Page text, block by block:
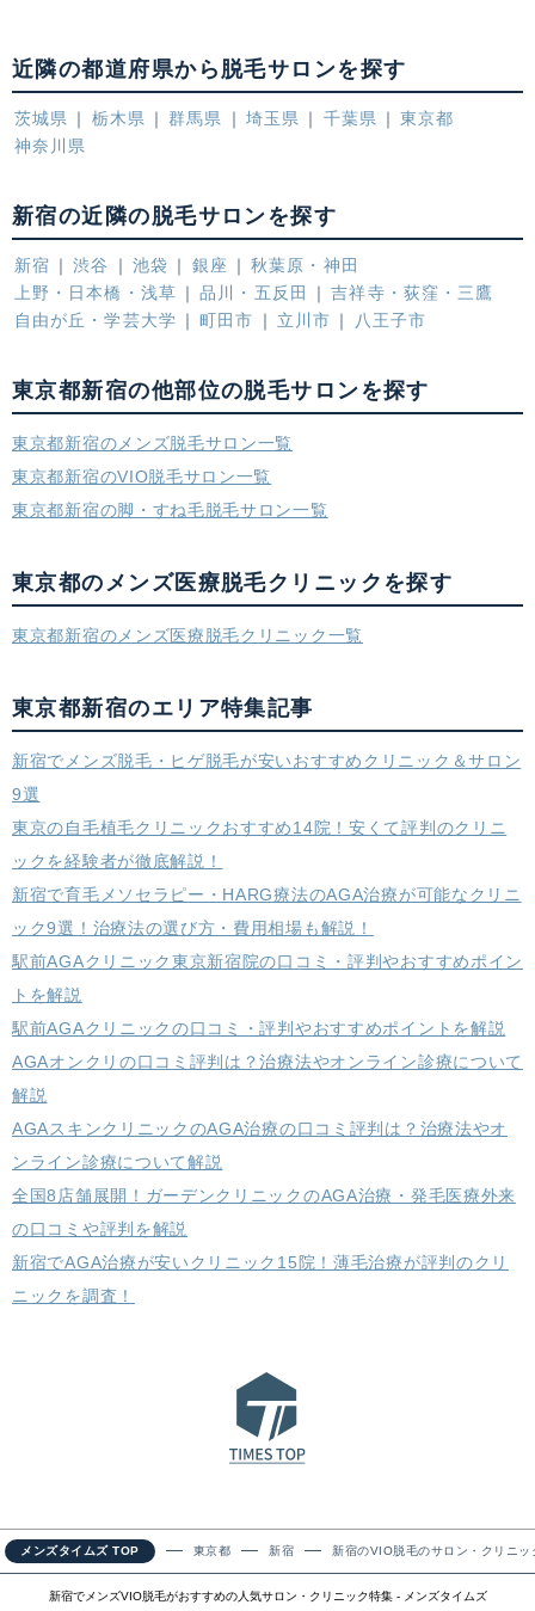
近隣の都道府県から脱毛サロンを探す
茨城県 栃木県 群馬県 埼玉県 千葉県
東京都
神奈川県
新宿の近隣の脱毛サロンを探す
新宿 渋谷 池袋 銀座
秋葉原・神田
上野・日本橋・浅草
品川・五反田
吉祥寺・荻窪・三鷹
自由が丘・学芸大学
町田市 立川市 八王子市
東京都新宿の他部位の脱毛サロンを探す
東京都新宿のメンズ脱毛サロン一覧
東京都新宿のVIO脱毛サロン一覧
東京都新宿の脚・すね毛脱毛サロン一覧
東京都のメンズ医療脱毛クリニックを探す
東京都新宿のメンズ医療脱毛クリニック一覧
東京都新宿のエリア特集記事
新宿でメンズ脱毛・ヒゲ脱毛が安いおすすめクリニック＆サロン
9選
東京の自毛植毛クリニックおすすめ14院！安くて評判のクリニ
ックを経験者が徹底解説！
新宿で育毛メソセラピー・HARG療法のAGA治療が可能なクリニ
ック9選！治療法の選び方・費用相場も解説！
駅前AGAクリニック東京新宿院の口コミ・評判やおすすめポイン
トを解説
駅前AGAクリニックの口コミ・評判やおすすめポイントを解説
AGAオンクリの口コミ評判は？治療法やオンライン診療について
解説
AGAスキンクリニックのAGA治療の口コミ評判は？治療法やオ
ンライン診療について解説
全国8店舗展開！ガーデンクリニックのAGA治療・発毛医療外来
の口コミや評判を解説
新宿でAGA治療が安いクリニック15院！薄毛治療が評判のクリ
ニックを調査！
メンズタイムズ TOP 東京都 新宿 新宿のVIO脱毛のサロン・クリニッ
新宿でメンズVIO脱毛がおすすめの人気サロン・クリニック特集 - メンズタイムズ